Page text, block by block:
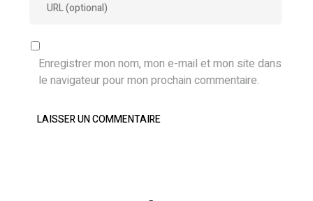
Enregistrer mon nom, mon e-mail et mon site dans
le navigateur pour mon prochain commentaire.